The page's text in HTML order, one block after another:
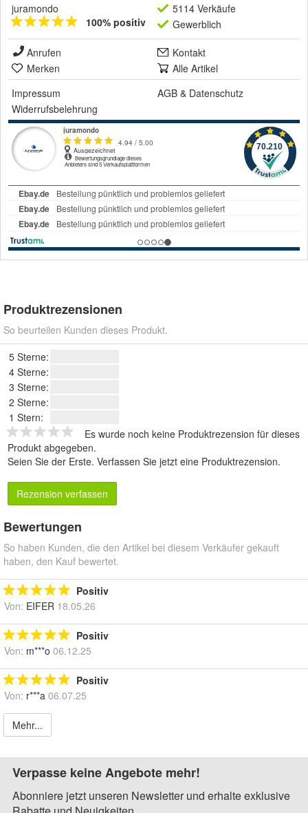
juramondo
100% positiv
5114 Verkäufe
Gewerblich
Anrufen
Kontakt
Merken
Alle Artikel
Impressum
AGB & Datenschutz
Widerrufsbelehrung
Produktrezensionen
So beurteilen Kunden dieses Produkt.
5 Sterne:
4 Sterne:
3 Sterne:
2 Sterne:
1 Stern:
Es wurde noch keine Produktrezension für dieses
Produkt abgegeben.
Seien Sie der Erste. Verfassen Sie jetzt eine Produktrezension.
Rezension verfassen
Bewertungen
So haben Kunden, die den Artikel bei diesem Verkäufer gekauft
haben, den Kauf bewertet.
Positiv
Von: EIFER 18.05.26
Positiv
Von: m***o 06.12.25
Positiv
Von: r***a 06.07.25
Mehr...
Verpasse keine Angebote mehr!
Abonniere jetzt unseren Newsletter und erhalte exklusive